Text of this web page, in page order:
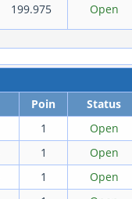
199.975 Open
Poin
Status
1
Open
1
Open
1
Open